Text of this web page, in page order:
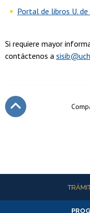
Portal de libros U. de
Si requiere mayor
contáctenos a
Más información